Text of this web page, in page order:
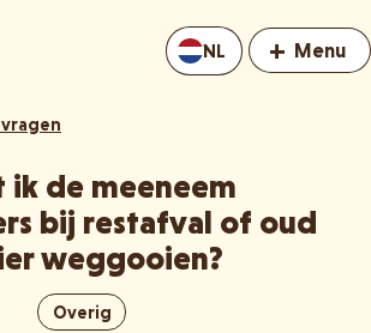
+ Menu
NL
ik de meeneem
bij restafval of oud
weggooien?
Overig